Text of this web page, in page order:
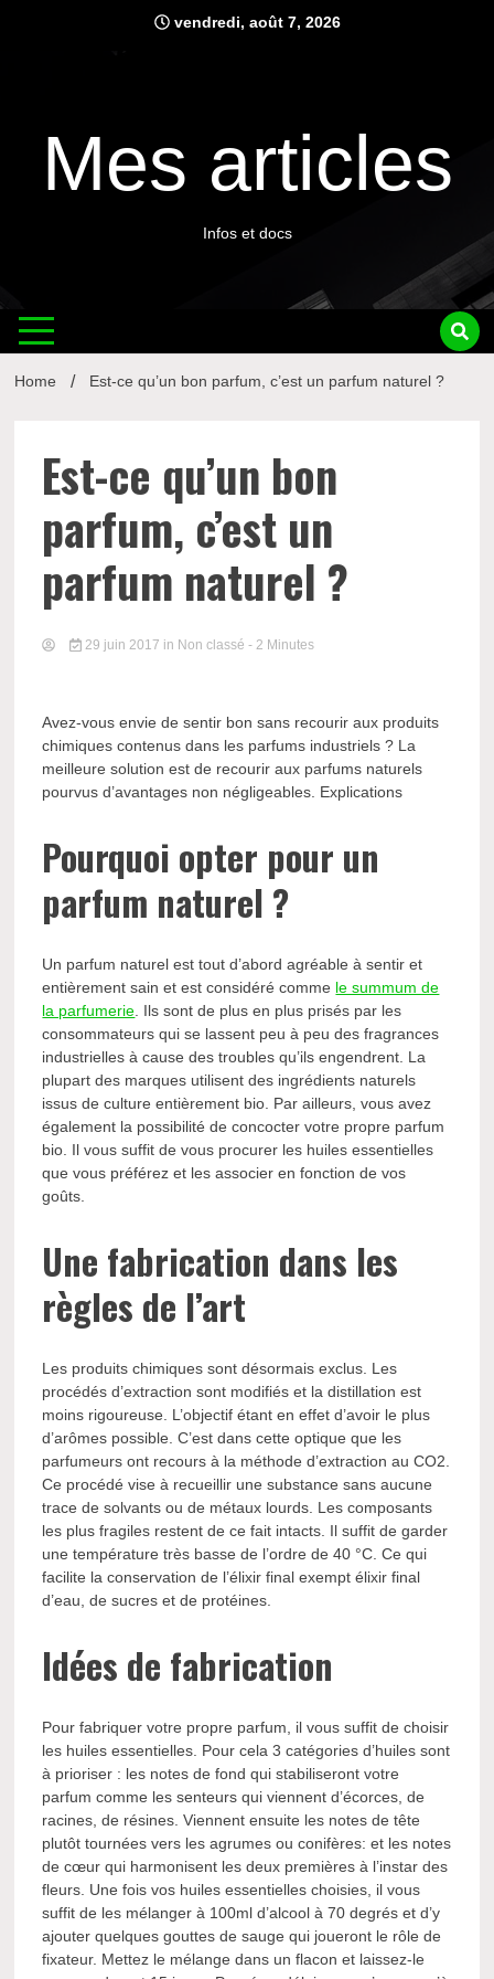
vendredi, août 7, 2026
Mes articles
Infos et docs
Home Est-ce qu’un bon parfum, c’est un parfum naturel ?
Est-ce qu’un bon
parfum, c’est un
parfum naturel ?
29 juin 2017 in Non classé - 2 Minutes
Avez-vous envie de sentir bon sans recourir aux produits
chimiques contenus dans les parfums industriels ? La
meilleure solution est de recourir aux parfums naturels
pourvus d’avantages non négligeables. Explications
Pourquoi opter pour un
parfum naturel ?
Un parfum naturel est tout d’abord agréable à sentir et
entièrement sain et est considéré comme le summum de
la parfumerie . Ils sont de plus en plus prisés par les
consommateurs qui se lassent peu à peu des fragrances
industrielles à cause des troubles qu’ils engendrent. La
plupart des marques utilisent des ingrédients naturels
issus de culture entièrement bio. Par ailleurs, vous avez
également la possibilité de concocter votre propre parfum
bio. Il vous suffit de vous procurer les huiles essentielles
que vous préférez et les associer en fonction de vos
goûts.
Une fabrication dans les
règles de l’art
Les produits chimiques sont désormais exclus. Les
procédés d’extraction sont modifiés et la distillation est
moins rigoureuse. L’objectif étant en effet d’avoir le plus
d’arômes possible. C’est dans cette optique que les
parfumeurs ont recours à la méthode d’extraction au CO2.
Ce procédé vise à recueillir une substance sans aucune
trace de solvants ou de métaux lourds. Les composants
les plus fragiles restent de ce fait intacts. Il suffit de garder
une température très basse de l’ordre de 40 °C. Ce qui
facilite la conservation de l’élixir final exempt élixir final
d’eau, de sucres et de protéines.
Idées de fabrication
Pour fabriquer votre propre parfum, il vous suffit de choisir
les huiles essentielles. Pour cela 3 catégories d’huiles sont
à prioriser : les notes de fond qui stabiliseront votre
parfum comme les senteurs qui viennent d’écorces, de
racines, de résines. Viennent ensuite les notes de tête
plutôt tournées vers les agrumes ou conifères: et les notes
de cœur qui harmonisent les deux premières à l’instar des
fleurs. Une fois vos huiles essentielles choisies, il vous
suffit de les mélanger à 100ml d’alcool à 70 degrés et d’y
ajouter quelques gouttes de sauge qui joueront le rôle de
fixateur. Mettez le mélange dans un flacon et laissez-le